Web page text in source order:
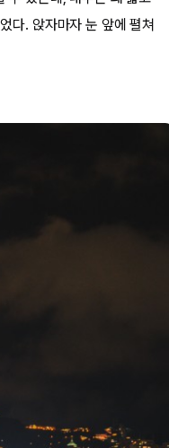
다. 앉자마자 눈 앞에 펼쳐